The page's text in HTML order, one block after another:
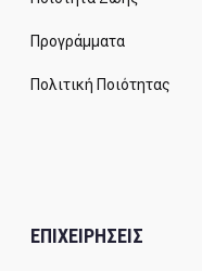
Προγράμματα
Πολιτική Ποιότητας
ΕΠΙΧΕΙΡΗΣΕΙΣ